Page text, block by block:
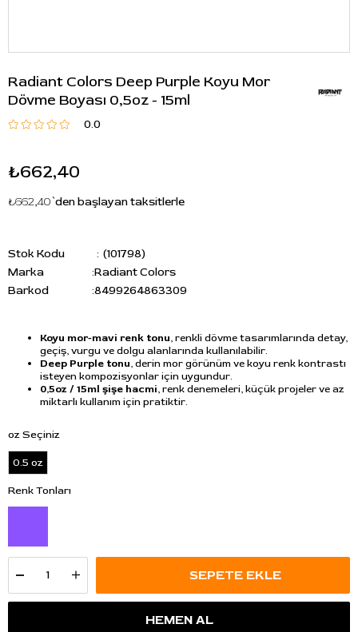
Radiant Colors Deep Purple Koyu Mor
Dövme Boyası 0,5oz - 15ml
0.0
₺662,40
₺662,40`den başlayan taksitlerle
Stok Kodu
(101798)
Marka
:Radiant Colors
Barkod
:8499264863309
Koyu mor-mavi renk tonu, renkli dövme tasarımlarında detay,
geçiş, vurgu ve dolgu alanlarında kullanılabilir.
Deep Purple tonu, derin mor görünüm ve koyu renk kontrastı
isteyen kompozisyonlar için uygundur.
0,5oz / 15ml şişe hacmi, renk denemeleri, küçük projeler ve az
miktarlı kullanım için pratiktir.
oz Seçiniz
0.5 oz
Renk Tonları